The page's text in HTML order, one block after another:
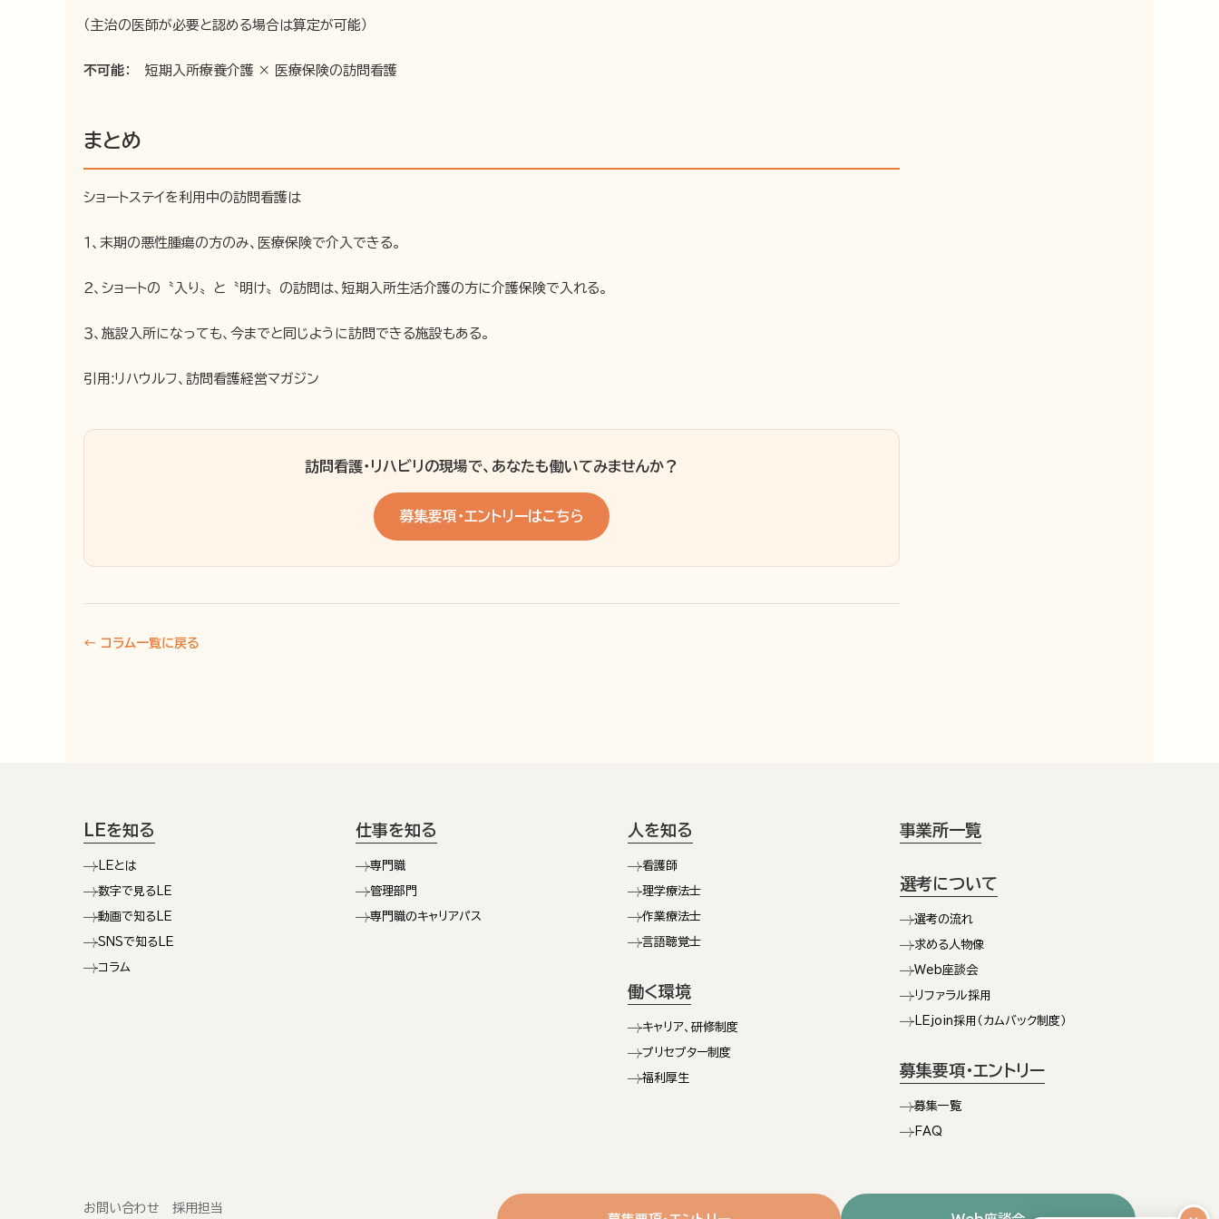
（主治の医師が必要と認める場合は算定が可能）
不可能 ： 短期入所療養介護 × 医療保険の訪問看護
まとめ
ショートステイを利用中の訪問看護は
１、末期の悪性腫瘍の方のみ、医療保険で介入できる。
２、ショートの〝入り〟と〝明け〟の訪問は、短期入所生活介護の方に介護保険で入れる。
３、施設入所になっても、今までと同じように訪問できる施設もある。
引用:リハウルフ、訪問看護経営マガジン
訪問看護・リハビリの現場で、あなたも働いてみませんか？
募集要項・エントリーはこちら
← コラム一覧に戻る
LEを知る
LEとは
数字で見るLE
動画で知るLE
SNSで知るLE
コラム
仕事を知る
専門職
管理部門
専門職のキャリアパス
人を知る
看護師
理学療法士
作業療法士
言語聴覚士
働く環境
キャリア、研修制度
プリセプター制度
福利厚生
事業所一覧
選考について
選考の流れ
求める人物像
Web座談会
リファラル採用
LEjoin採用（カムバック制度）
募集要項・エントリー
募集一覧
FAQ
お問い合わせ 採用担当